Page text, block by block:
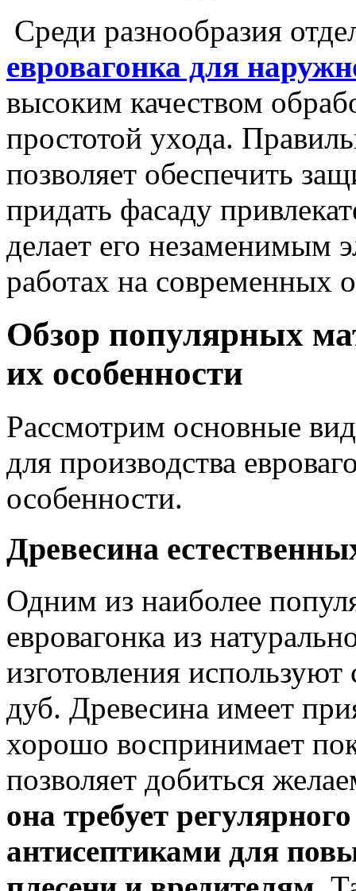
Среди разнообразия
евровагонка для
высоким качеством
простотой ухода.
позволяет обеспечить
придать фасаду
делает его незаменимым
работах на современных
Обзор популярных
их особенности
Рассмотрим основные
для производства
особенности.
Древесина
Одним из наиболее
евровагонка из
изготовления
дуб. Древесина имеет
хорошо воспринимает
позволяет добиться
она требует
антисептиками для